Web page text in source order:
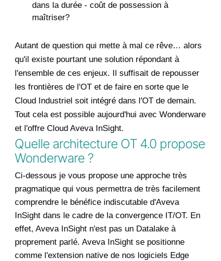
dans la durée - coût de possession à
maîtriser?
Autant de question qui mette à mal ce rêve… alors
qu'il existe pourtant une solution répondant à
l'ensemble de ces enjeux. Il suffisait de repousser
les frontières de l'OT et de faire en sorte que le
Cloud Industriel soit intégré dans l'OT de demain.
Tout cela est possible aujourd'hui avec Wonderware
et l'offre Cloud Aveva InSight.
Quelle architecture OT 4.0 propose
Wonderware ?
Ci-dessous je vous propose une approche très
pragmatique qui vous permettra de très facilement
comprendre le bénéfice indiscutable d'Aveva
InSight dans le cadre de la convergence IT/OT. En
effet, Aveva InSight n'est pas un Datalake à
proprement parlé. Aveva InSight se positionne
comme l'extension native de nos logiciels Edge